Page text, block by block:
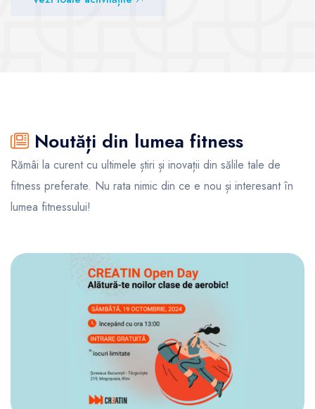
Noutăți din lumea fitness
Rămâi la curent cu ultimele știri și inovații din sălile tale de
fitness preferate. Nu rata nimic din ce e nou și interesant în
lumea fitnessului!